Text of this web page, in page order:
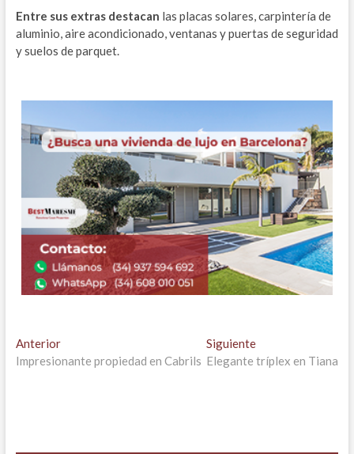
Entre sus extras destacan las placas solares, carpintería de
aluminio, aire acondicionado, ventanas y puertas de seguridad
y suelos de parquet.
Navegación
de
AnteriorEntrada
anterior:
Impresionante propiedad en Cabrils
SiguienteEntrada
siguiente:
Elegante tríplex en Tiana